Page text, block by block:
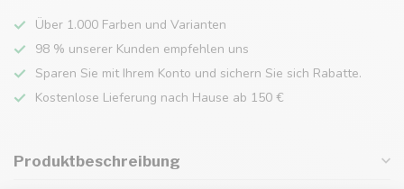
Über 1.000 Farben und Varianten
98 % unserer Kunden empfehlen uns
Sparen Sie mit Ihrem Konto und sichern Sie sich Rabatte.
Kostenlose Lieferung nach Hause ab 150 €
Produktbeschreibung